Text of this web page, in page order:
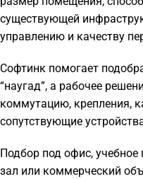
существующей
управлению и качеству
Софтинк помогает
“наугад”, а рабочее
коммутацию, крепления,
сопутствующие
Подбор под офис, учебное
зал или коммерческий